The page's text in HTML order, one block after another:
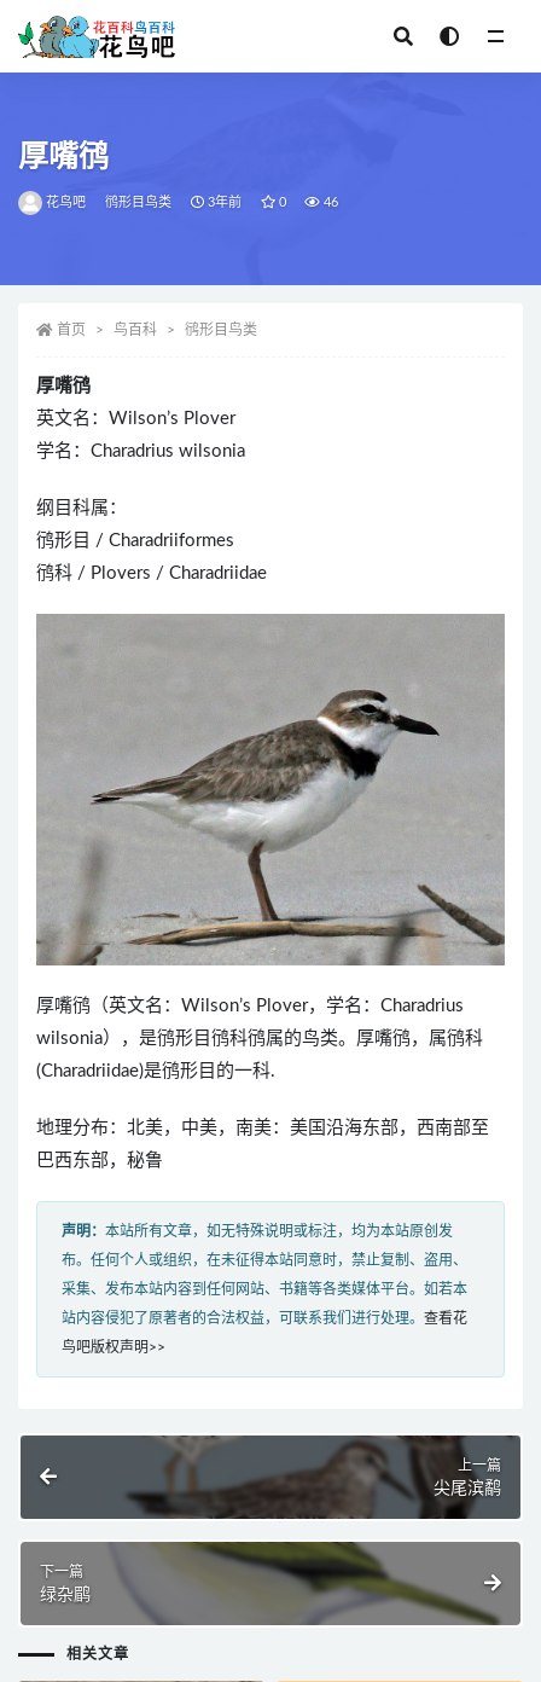
厚嘴鸻
花鸟吧 鸻形目鸟类 3年前 0 46
首页 鸟百科 鸻形目鸟类
厚嘴鸻
英文名：Wilson’s Plover
学名：Charadrius wilsonia
纲目科属：
鸻形目 / Charadriiformes
鸻科 / Plovers / Charadriidae
厚嘴鸻（英文名：Wilson’s Plover，学名：Charadrius
wilsonia），是鸻形目鸻科鸻属的鸟类。厚嘴鸻，属鸻科
(Charadriidae)是鸻形目的一科.
地理分布：北美，中美，南美：美国沿海东部，西南部至
巴西东部，秘鲁
声明： 本站所有文章，如无特殊说明或标注，均为本站原创发
布。任何个人或组织，在未征得本站同意时，禁止复制、盗用、
采集、发布本站内容到任何网站、书籍等各类媒体平台。如若本
站内容侵犯了原著者的合法权益，可联系我们进行处理。 查看花
鸟吧版权声明>>
上一篇
尖尾滨鹬
下一篇
绿杂鹛
相关文章